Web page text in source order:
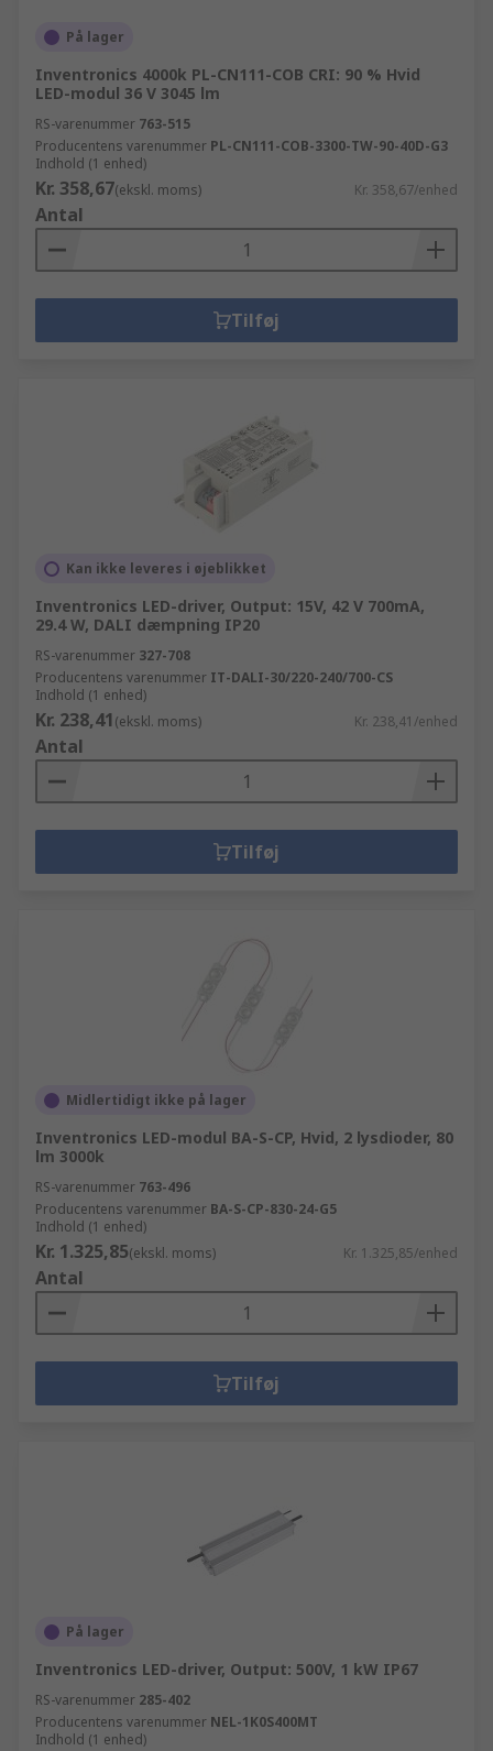
På lager
Inventronics 4000k PL-CN111-COB CRI: 90 % Hvid
LED-modul 36 V 3045 lm
RS-varenummer 763-515
Producentens varenummer PL-CN111-COB-3300-TW-90-40D-G3
Indhold (1 enhed)
Kr. 358,67(ekskl. moms) Kr. 358,67/enhed
Antal
Tilføj
Kan ikke leveres i øjeblikket
Inventronics LED-driver, Output: 15V, 42 V 700mA,
29.4 W, DALI dæmpning IP20
RS-varenummer 327-708
Producentens varenummer IT-DALI-30/220-240/700-CS
Indhold (1 enhed)
Kr. 238,41(ekskl. moms) Kr. 238,41/enhed
Antal
Tilføj
Midlertidigt ikke på lager
Inventronics LED-modul BA-S-CP, Hvid, 2 lysdioder, 80
lm 3000k
RS-varenummer 763-496
Producentens varenummer BA-S-CP-830-24-G5
Indhold (1 enhed)
Kr. 1.325,85(ekskl. moms) Kr. 1.325,85/enhed
Antal
Tilføj
På lager
Inventronics LED-driver, Output: 500V, 1 kW IP67
RS-varenummer 285-402
Producentens varenummer NEL-1K0S400MT
Indhold (1 enhed)